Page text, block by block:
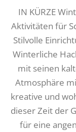
IN KÜRZE
Aktivitäten für
Stilvolle
Winterliche
mit seinen
Atmosphäre
kreative und
dieser Zeit der
für eine